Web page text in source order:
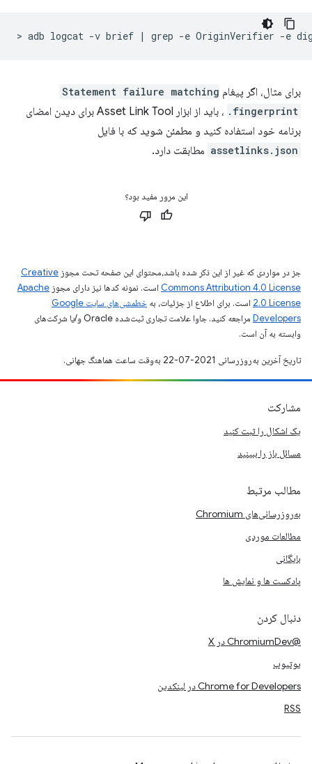
> adb logcat -v brief | grep -e OriginVerifier -e
برای مثال، اگر پیغام Statement failure matching
fingerprint.
، باید از ابزار Asset Link Tool برای دیدن امضای
برنامه خود استفاده کنید و مطمئن شوید که با فایل
assetlinks.json مطابقت دارد.
این مرور مفید بود؟
جز در مواردی که غیر از این ذکر شده باشد،‌محتوای این صفحه تحت مجوز Creative
Commons Attribution 4.0 License است. نمونه کدها نیز دارای مجوز Apache
2.0 License است. برای اطلاع از جزئیات، به
خطمشی‌های سایت Google
Developers‏
مراجعه کنید. جاوا علامت تجاری ثبت‌شده Oracle و/یا شرکت‌های
وابسته به آن است.
تاریخ آخرین به‌روزرسانی 2021-07-22 به‌وقت ساعت هماهنگ جهانی.
مشارکت
یک اشکال را ثبت کنید
مسائل باز را ببینید
مطالب مرتبط
به‌روزرسانی‌های Chromium
مطالعات موردی
بایگانی
پادکست ها و نمایش ها
دنبال کردن
@ChromiumDev در X
یوتیوب
Chrome for Developers در لینکدین
RSS